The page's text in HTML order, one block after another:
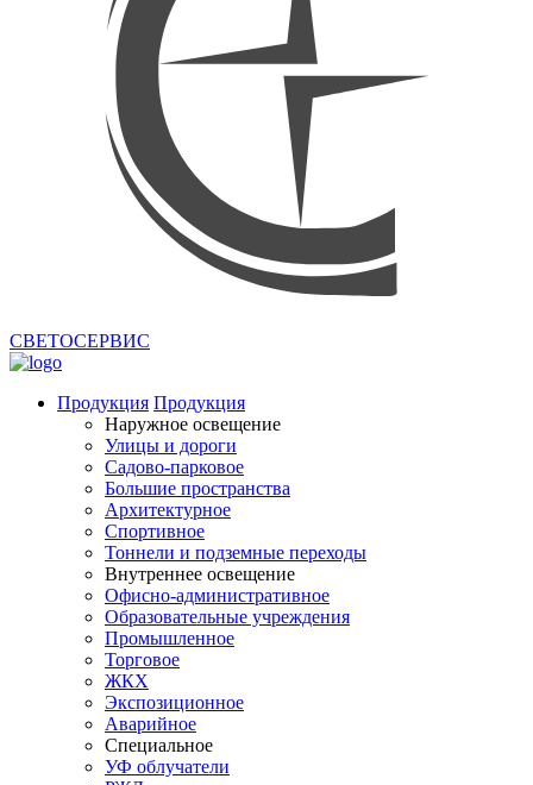
СВЕТОСЕРВИС
Продукция Продукция
Наружное освещение
Улицы и дороги
Садово-парковое
Большие пространства
Архитектурное
Спортивное
Тоннели и подземные переходы
Внутреннее освещение
Офисно-административное
Образовательные учреждения
Промышленное
Торговое
ЖКХ
Экспозиционное
Аварийное
Специальное
УФ облучатели